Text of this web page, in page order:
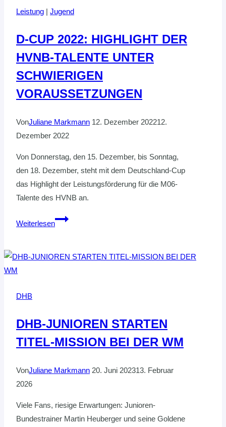
Leistung | Jugend
D-CUP 2022: HIGHLIGHT DER
HVNB-TALENTE UNTER
SCHWIERIGEN
VORAUSSETZUNGEN
VonJuliane Markmann 12. Dezember 202212.
Dezember 2022
Von Donnerstag, den 15. Dezember, bis Sonntag,
den 18. Dezember, steht mit dem Deutschland-Cup
das Highlight der Leistungsförderung für die M06-
Talente des HVNB an.
Weiterlesen
D-
HIGHLIGHT
SCHWIERIGEN
VORAUSSETZUNGEN
DHB
DHB-JUNIOREN STARTEN
TITEL-MISSION BEI DER WM
VonJuliane Markmann 20. Juni 202313. Februar
2026
Viele Fans, riesige Erwartungen: Junioren-
Bundestrainer Martin Heuberger und seine Goldene